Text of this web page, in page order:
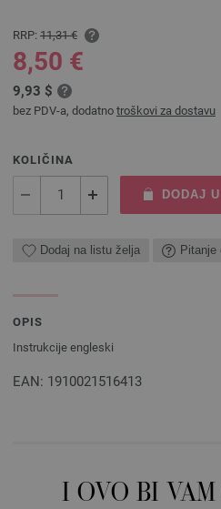
RRP: 11,31 €
8,50 €
9,93 $
bez PDV-a, dodatno troškovi za dostavu
KOLIČINA
DODAJ
Dodaj na listu želja Pitanje
OPIS
Instrukcije engleski
EAN: 1910021516413
I OVO BI VAM